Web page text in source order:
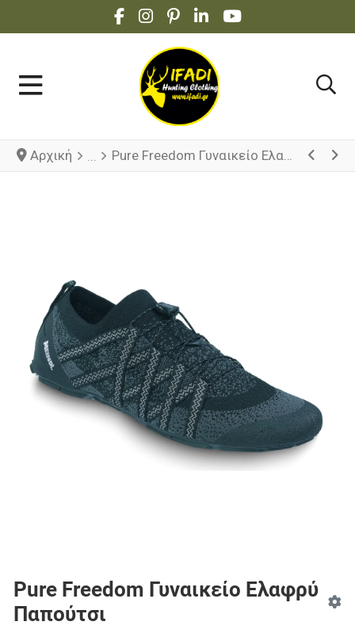
FACEBOOK SOCIAL LINK
INSTAGRAM SOCIAL LINK
PINTEREST SOCIAL LINK
LINKEDIN SOCIAL LINK
YOUTUBE SOCIAL
Αρχική Pure Freedom Γυναικείο Ελαφρύ Παπούτσι
Pure Freedom Γυναικείο Ελαφρύ
Παπούτσι